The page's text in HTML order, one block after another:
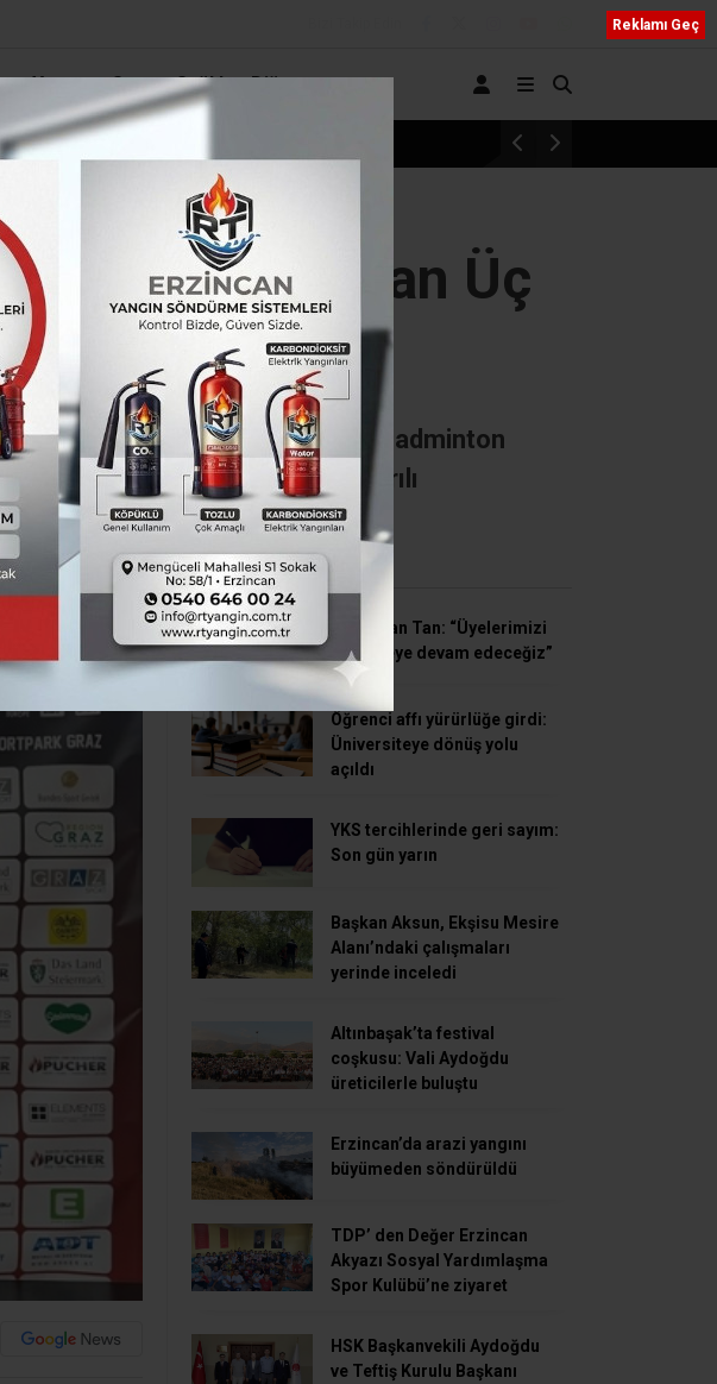
Yaşam Spor Sağlık Diğer
girdi: Üniversiteye dönüş yolu açıldı
Avusturya’dan Üç
uluslararası Austria Open 2026 Badminton
ve Yasemen Bektaş, başarılı
TÜM YAZILARI
Spor
SON HABERLER
Süleyman Tan: “Üyelerimizi
dinlemeye devam edeceğiz”
Öğrenci affı yürürlüğe girdi:
Üniversiteye dönüş yolu
açıldı
YKS tercihlerinde geri sayım:
Son gün yarın
Başkan Aksun, Ekşisu Mesire
Alanı’ndaki çalışmaları
yerinde inceledi
Altınbaşak’ta festival
coşkusu: Vali Aydoğdu
üreticilerle buluştu
Erzincan’da arazi yangını
büyümeden söndürüldü
TDP’ den Değer Erzincan
Akyazı Sosyal Yardımlaşma
Spor Kulübü’ne ziyaret
HSK Başkanvekili Aydoğdu
ve Teftiş Kurulu Başkanı
Reklamı Geç